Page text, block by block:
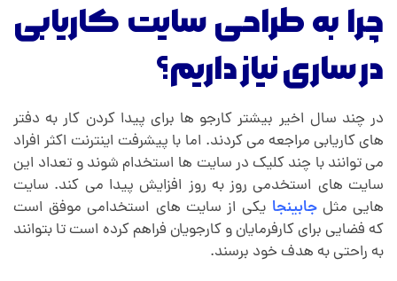
ب
ی
د
ر
س
چرا به طراحی سایت کاریابی
در ساری نیاز داریم؟
در چند سال اخیر بیشتر کارجو ها برای پیدا کردن کار به دفتر
های کاریابی مراجعه می کردند. اما با پیشرفت اینترنت اکثر افراد
می توانند با چند کلیک در سایت ها استخدام شوند و تعداد این
سایت های استخدمی روز به روز افزایش پیدا می کند. سایت
هایی مثلجابینجا یکی از سایت های استخدامی موفق است
که فضایی برای کارفرمایان و کارجویان فراهم کرده است تا بتوانند
به راحتی به هدف خود برسند.